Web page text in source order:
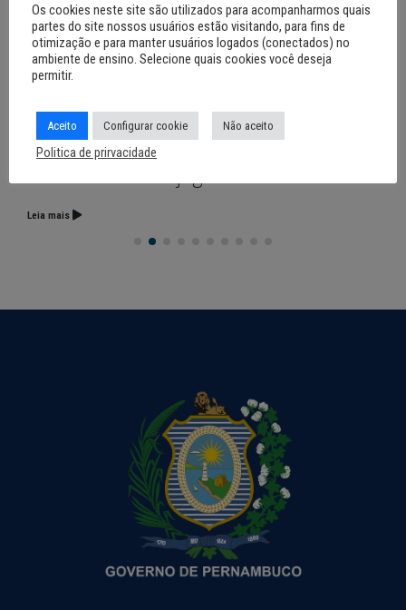
12 de junho de 2026
Noronha terá Arena da Copa para
Leia mais
Os cookies neste site são utilizados para acompanharmos quais
partes do site nossos usuários estão visitando, para fins de
otimização e para manter usuários logados (conectados) no
ambiente de ensino. Selecione quais cookies você deseja
permitir.
Aceito Configurar cookie Não aceito
Politica de prirvacidade